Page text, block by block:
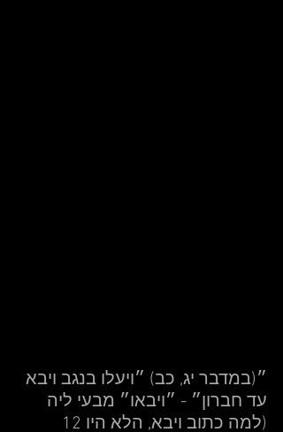
״(במדבר יג, כב) ״ויעלו בנגב ויבא
עד חברון״ - ״ויבאו״ מבעי ליה